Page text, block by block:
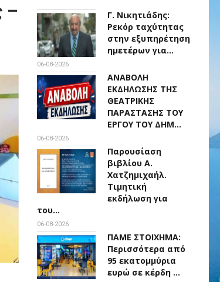
–
Γ. Νικητιάδης:
Ρεκόρ ταχύτητας
στην εξυπηρέτηση
ημετέρων για…
06-08-2026
ΑΝΑΒΟΛΗ
ΕΚΔΗΛΩΣΗΣ ΤΗΣ
ΘΕΑΤΡΙΚΗΣ
ΠΑΡΑΣΤΑΣΗΣ ΤΟΥ
ΕΡΓΟΥ ΤΟΥ ΔΗΜ…
06-08-2026
Παρουσίαση
βιβλίου Α.
Χατζημιχαήλ.
Τιμητική
εκδήλωση για
του…
06-08-2026
ΠΑΜΕ ΣΤΟΙΧΗΜΑ:
Περισσότερα από
95 εκατομμύρια
ευρώ σε κέρδη …